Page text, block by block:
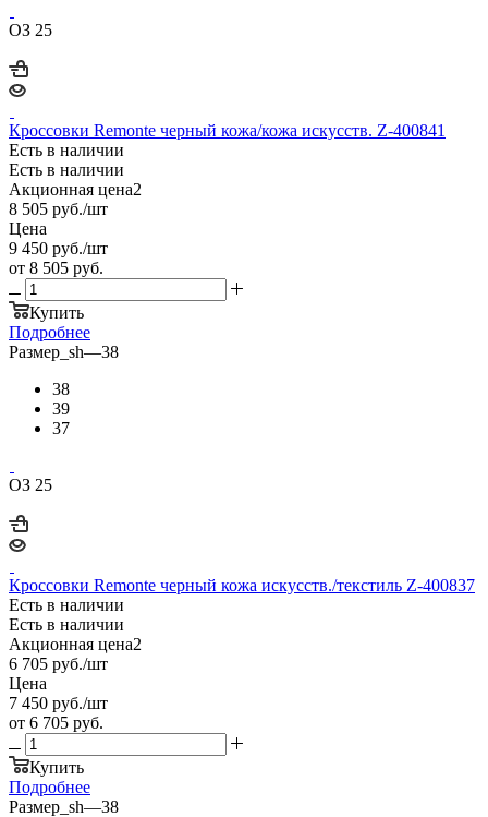
ОЗ 25
Кроссовки Remonte черный кожа/кожа искусств. Z-400841
Есть в наличии
Есть в наличии
Акционная цена2
8 505 руб./шт
Цена
9 450 руб./шт
от 8 505 руб.
Купить
Подробнее
Размер_sh—38
38
39
37
ОЗ 25
Кроссовки Remonte черный кожа искусств./текстиль Z-400837
Есть в наличии
Есть в наличии
Акционная цена2
6 705 руб./шт
Цена
7 450 руб./шт
от 6 705 руб.
Купить
Подробнее
Размер_sh—38